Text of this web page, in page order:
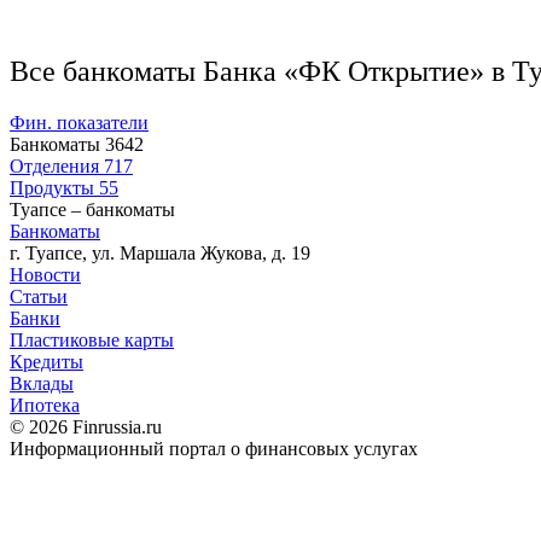
Все банкоматы Банка «ФК Открытие» в
Фин. показатели
Банкоматы 3642
Отделения 717
Продукты 55
Туапсе – банкоматы
Банкоматы
г. Туапсе, ул. Маршала Жукова, д. 19
Новости
Статьи
Банки
Пластиковые карты
Кредиты
Вклады
Ипотека
© 2026 Finrussia.ru
Информационный портал о финансовых услугах